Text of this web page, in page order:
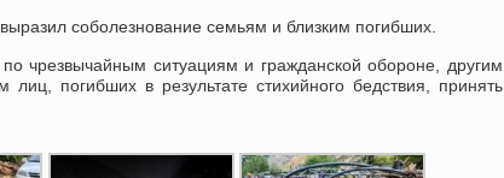
соболезнование семьям и близким погибших.
чрезвычайным ситуациям и гражданской обороне, другим
погибших в результате стихийного бедствия, принять